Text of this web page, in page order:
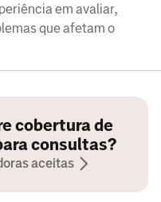
em avaliar,
que afetam o
cobertura de
consultas?
aceitas